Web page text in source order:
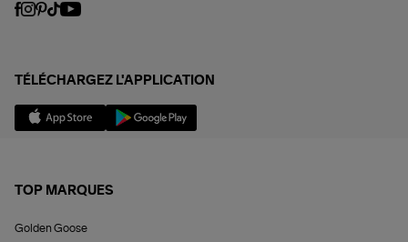
TÉLÉCHARGEZ L'APPLICATION
TOP MARQUES
Golden Goose